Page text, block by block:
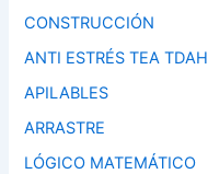
CONSTRUCCIÓN
ANTI ESTRÉS TEA TDAH
APILABLES
ARRASTRE
LÓGICO MATEMÁTICO